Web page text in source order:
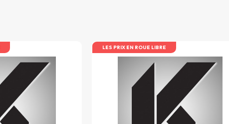
LES PRIX EN ROUE LIBRE